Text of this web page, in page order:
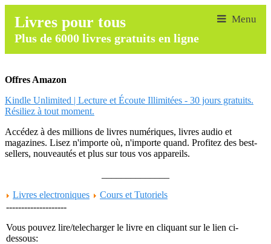
Livres pour tous
Plus de 6000 livres gratuits en ligne
Offres Amazon
Kindle Unlimited | Lecture et Écoute Illimitées - 30 jours gratuits.
Résiliez à tout moment.
Accédez à des millions de livres numériques, livres audio et
magazines. Lisez n'importe où, n'importe quand. Profitez des best-
sellers, nouveautés et plus sur tous vos appareils.
Livres electroniques
Cours et Tutoriels
--------------------
Vous pouvez lire/telecharger le livre en cliquant sur le lien ci-
dessous: